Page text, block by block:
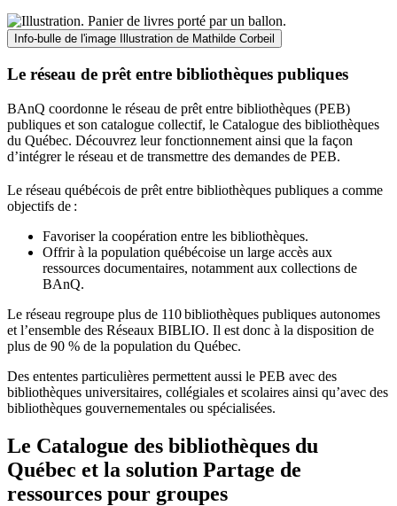
Info-bulle de l'image Illustration de Mathilde Corbeil
Le réseau de prêt entre bibliothèques publiques
BAnQ coordonne le réseau de prêt entre bibliothèques (PEB)
publiques et son catalogue collectif, le Catalogue des bibliothèques
du Québec. Découvrez leur fonctionnement ainsi que la façon
d’intégrer le réseau et de transmettre des demandes de PEB.
Le réseau québécois de prêt entre bibliothèques publiques a comme
objectifs de :
Favoriser la coopération entre les bibliothèques.
Offrir à la population québécoise un large accès aux
ressources documentaires, notamment aux collections de
BAnQ.
Le réseau regroupe plus de 110bibliothèques publiques autonomes
et l’ensemble des Réseaux BIBLIO. Il est donc à la disposition de
plus de 90 % de la population du Québec.
Des ententes particulières permettent aussi le PEB avec des
bibliothèques universitaires, collégiales et scolaires ainsi qu’avec des
bibliothèques gouvernementales ou spécialisées.
Le Catalogue des bibliothèques du
Québec et la solution Partage de
ressources pour groupes